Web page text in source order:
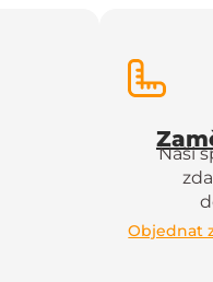
Naši
Objednat